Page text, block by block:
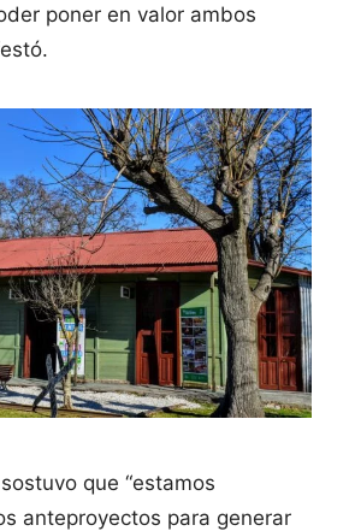
poner en valor ambos
que “estamos
anteproyectos para generar